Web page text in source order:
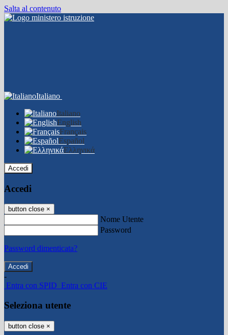
Salta al contenuto
Italiano
Italiano
English
Français
Español
Ελληνικά
Accedi
Accedi
button close ×
Nome Utente
Password
Password dimenticata?
-
Entra con SPID Entra con CIE
Seleziona utente
button close ×